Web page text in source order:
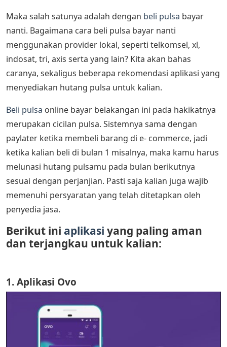
Maka salah satunya adalah dengan beli pulsa bayar
nanti. Bagaimana cara beli pulsa bayar nanti
menggunakan provider lokal, seperti telkomsel, xl,
indosat, tri, axis serta yang lain? Kita akan bahas
caranya, sekaligus beberapa rekomendasi aplikasi yang
menyediakan hutang pulsa untuk kalian.
Beli pulsa online bayar belakangan ini pada hakikatnya
merupakan cicilan pulsa. Sistemnya sama dengan
paylater ketika membeli barang di e- commerce, jadi
ketika kalian beli di bulan 1 misalnya, maka kamu harus
melunasi hutang pulsamu pada bulan berikutnya
sesuai dengan perjanjian. Pasti saja kalian juga wajib
memenuhi persyaratan yang telah ditetapkan oleh
penyedia jasa.
Berikut ini aplikasi yang paling aman
dan terjangkau untuk kalian:
1. Aplikasi Ovo